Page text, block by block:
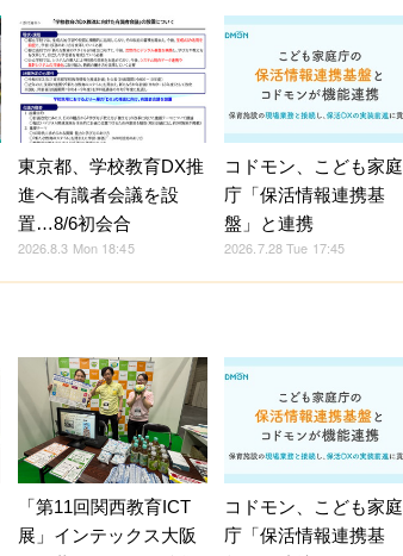
東京都、学校教育DX推
進へ有識者会議を設
置…8/6初会合
2026.8.3 Mon 18:45
コドモン、こども家庭
庁「保活情報連携基
盤」と連携
2026.7.28 Tue 17:45
「第11回関西教育ICT
展」インテックス大阪
コドモン、こども家庭
庁「保活情報連携基